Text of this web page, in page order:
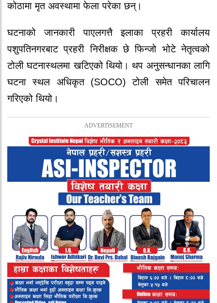
कोठामा मृत अवस्थामा फेला परेका छन्।
घटनाको जानकारी पाएलगत्तैइलाका प्रहरी कार्यालय
पशुपतिनगरबाटप्रहरी निरीक्षक छे फिन्जो भोटेनेतृत्वको
टोली घटनास्थलमा खटिएको थियो। थप अनुसन्धानका लागि
घटना स्थल अधिकृत (SOCO) टोली समेत परिचालन
गरिएको थियो।